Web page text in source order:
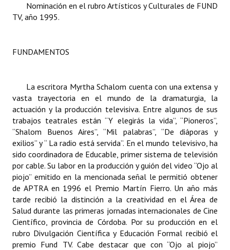
Entrega de distinciones
Nominación en el rubro Artísticos y Culturales de FUND
TV, año 1995.
FUNDAMENTOS
La escritora Myrtha Schalom cuenta con una extensa y
vasta trayectoria en el mundo de la dramaturgia, la
actuación y la producción televisiva. Entre algunos de sus
trabajos teatrales están “Y elegirás la vida”, “Pioneros”,
“Shalom Buenos Aires”, “Mil palabras”, “De diáporas y
exilios” y “ La radio está servida”. En el mundo televisivo, ha
sido coordinadora de Educable, primer sistema de televisión
por cable. Su labor en la producción y guión del video “Ojo al
piojo” emitido en la mencionada señal le permitió obtener
de APTRA en 1996 el Premio Martín Fierro. Un año más
tarde recibió la distinción a la creatividad en el Área de
Salud durante las primeras jornadas internacionales de Cine
Científico, provincia de Córdoba. Por su producción en el
rubro Divulgación Científica y Educación Formal recibió el
premio Fund TV. Cabe destacar que con “Ojo al piojo”